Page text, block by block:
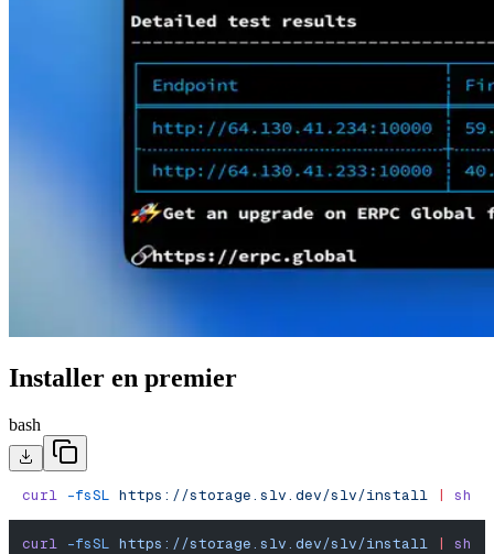
Installer en premier
bash
curl -fsSL https://storage.slv.dev/slv/install | sh
curl -fsSL https://storage.slv.dev/slv/install |
sh